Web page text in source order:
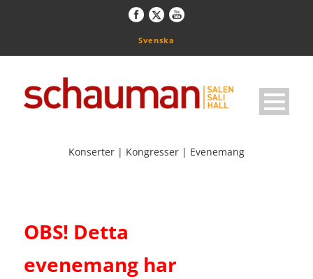
Svenska
Konserter | Kongresser | Evenemang
OBS! Detta
evenemang har